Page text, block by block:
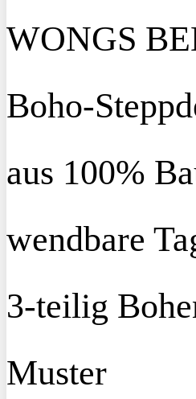
WONGS
Boho-
aus 100%
wendbare
3-teilig
Muster